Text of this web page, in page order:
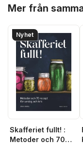
Mer från
Nyhet
Skafferiet fullt! :
Metoder och 70